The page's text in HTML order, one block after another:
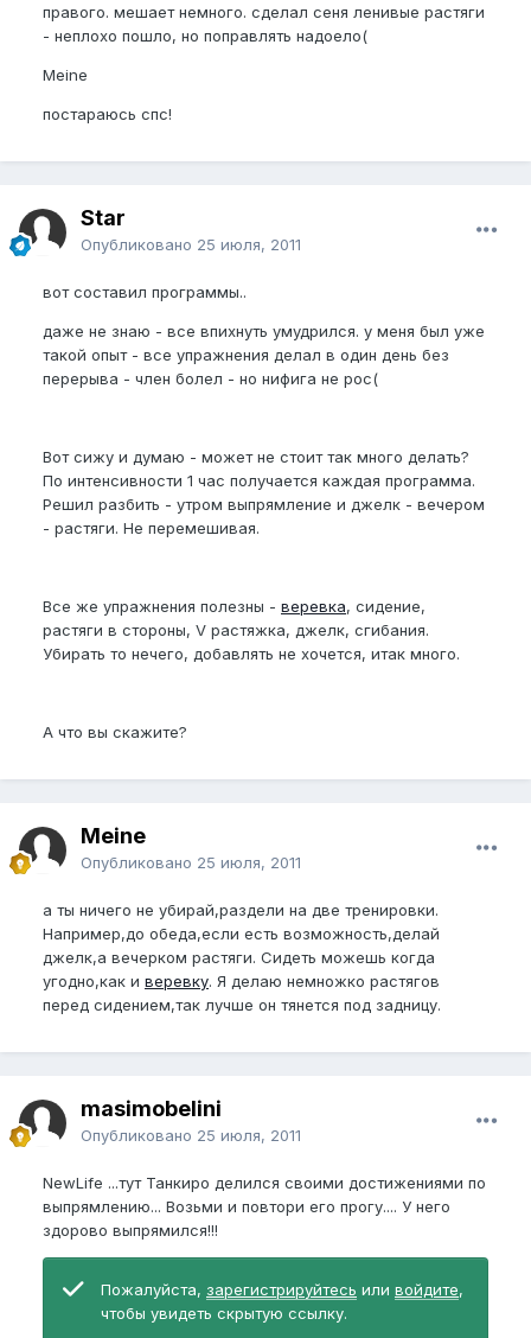
правого. мешает немного. сделал сеня ленивые растяги
- неплохо пошло, но поправлять надоело(
Meine
постараюсь спс!
Star
Опубликовано 25 июля, 2011
вот составил программы..
даже не знаю - все впихнуть умудрился. у меня был уже
такой опыт - все упражнения делал в один день без
перерыва - член болел - но нифига не рос(
Вот сижу и думаю - может не стоит так много делать?
По интенсивности 1 час получается каждая программа.
Решил разбить - утром выпрямление и джелк - вечером
- растяги. Не перемешивая.
Все же упражнения полезны - веревка, сидение,
растяги в стороны, V растяжка, джелк, сгибания.
Убирать то нечего, добавлять не хочется, итак много.
А что вы скажите?
Meine
Опубликовано 25 июля, 2011
а ты ничего не убирай,раздели на две тренировки.
Например,до обеда,если есть возможность,делай
джелк,а вечерком растяги. Сидеть можешь когда
угодно,как и веревку. Я делаю немножко растягов
перед сидением,так лучше он тянется под задницу.
masimobelini
Опубликовано 25 июля, 2011
NewLife ...тут Танкиро делился своими достижениями по
выпрямлению... Возьми и повтори его прогу.... У него
здорово выпрямился!!!
Пожалуйста, зарегистрируйтесь или войдите,
чтобы увидеть скрытую ссылку.